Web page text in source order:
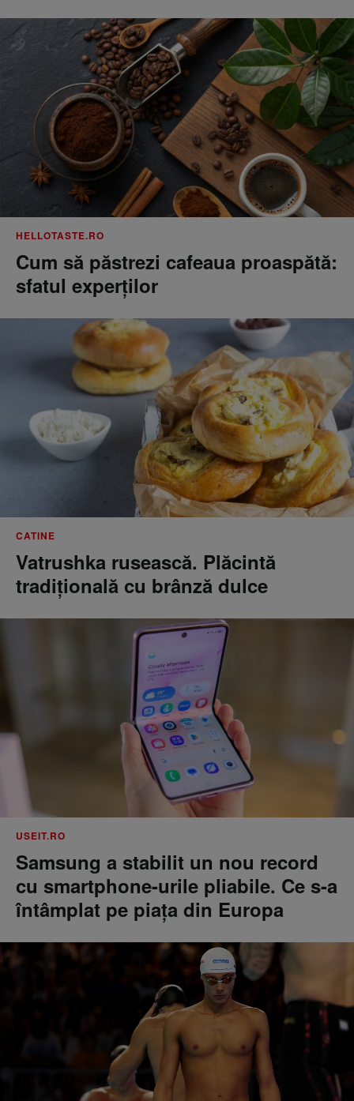
HELLOTASTE.RO
Cum să păstrezi cafeaua proaspătă:
sfatul experților
CATINE
Vatrushka rusească. Plăcintă
tradițională cu brânză dulce
USEIT.RO
Samsung a stabilit un nou record
cu smartphone-urile pliabile. Ce s-a
întâmplat pe piața din Europa